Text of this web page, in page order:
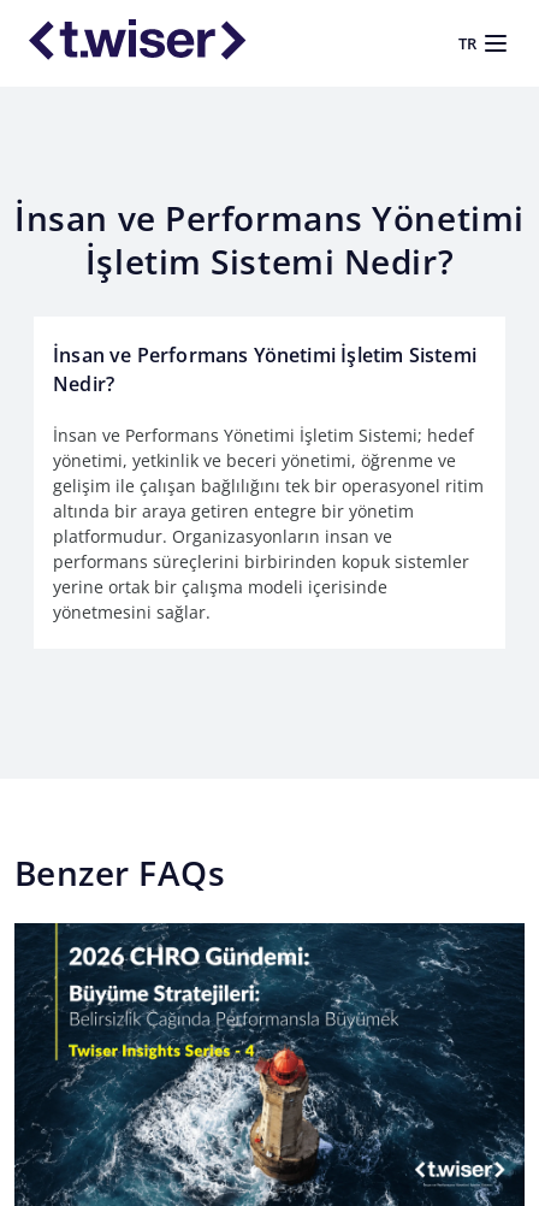
TR
İnsan ve Performans Yönetimi
İşletim Sistemi Nedir?
İnsan ve Performans Yönetimi İşletim Sistemi
Nedir?
İnsan ve Performans Yönetimi İşletim Sistemi; hedef
yönetimi, yetkinlik ve beceri yönetimi, öğrenme ve
gelişim ile çalışan bağlılığını tek bir operasyonel ritim
altında bir araya getiren entegre bir yönetim
platformudur. Organizasyonların insan ve
performans süreçlerini birbirinden kopuk sistemler
yerine ortak bir çalışma modeli içerisinde
yönetmesini sağlar.
Benzer FAQs